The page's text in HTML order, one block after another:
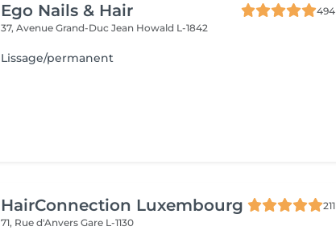
Ego Nails & Hair
494
37, Avenue Grand-Duc Jean Howald L-1842
Lissage/permanent
HairConnection Luxembourg
211
71, Rue d'AnversGare L-1130